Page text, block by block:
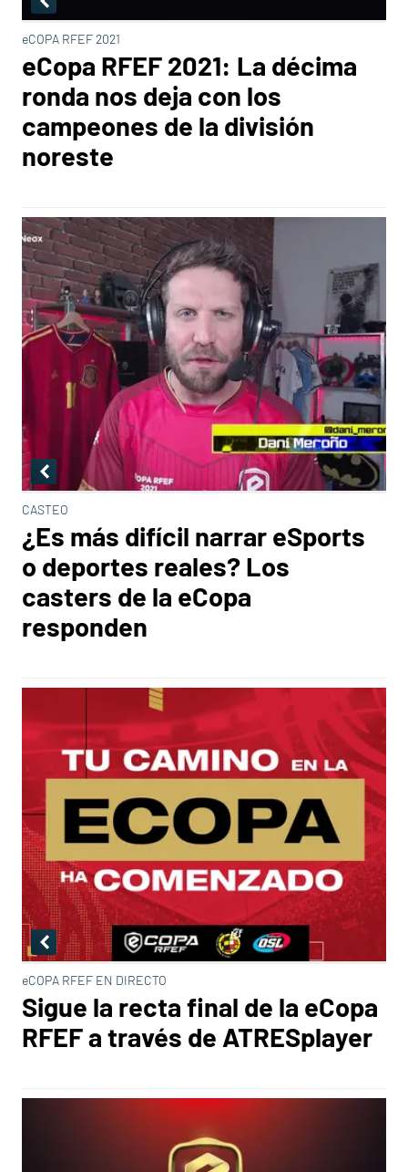
eCOPA RFEF 2021
eCopa RFEF 2021: La décima
ronda nos deja con los
campeones de la división
noreste
CASTEO
¿Es más difícil narrar eSports
o deportes reales? Los
casters de la eCopa
responden
eCOPA RFEF EN DIRECTO
Sigue la recta final de la eCopa
RFEF a través de ATRESplayer